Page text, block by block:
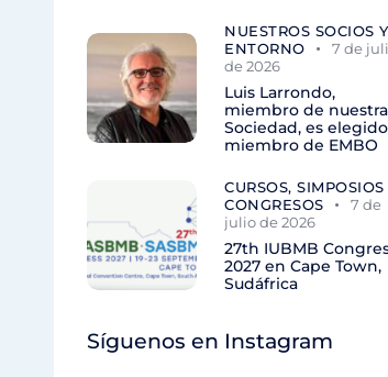
NUESTROS SOCIOS Y
ENTORNO
7 de
de 2026
Luis Larrondo,
miembro de nuestra
Sociedad, es elegido
miembro de EMBO
CURSOS, SIMPOSIOS
CONGRESOS
7 de
julio de 2026
27th IUBMB
2027 en Cape Town,
Sudáfrica
Síguenos en Instagram